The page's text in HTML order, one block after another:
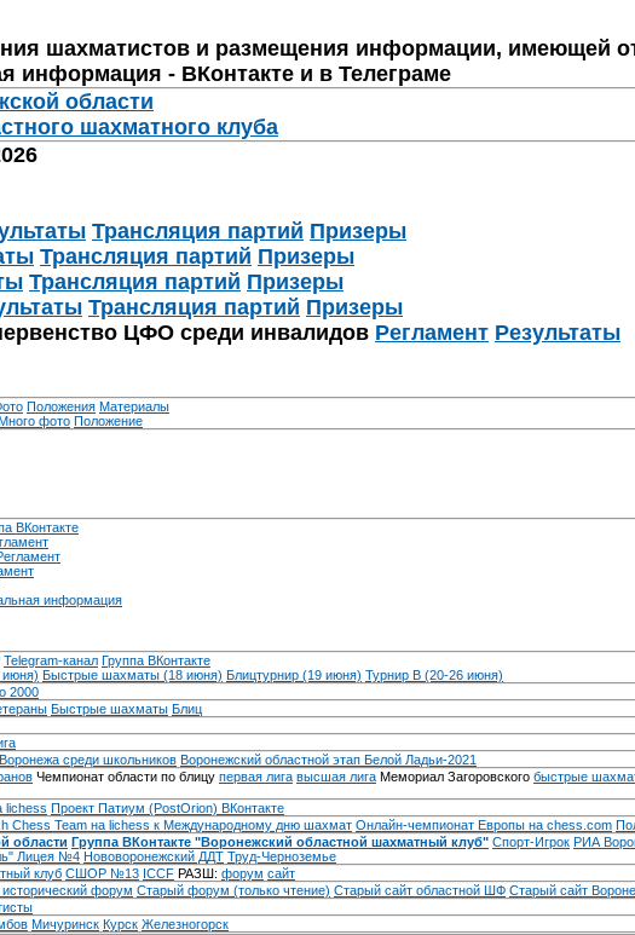
шахматистов и размещения информации, имеющей
информация - ВКонтакте и в Телеграме
области
шахматного клуба
Трансляция партий Призеры
Трансляция партий Призеры
Трансляция партий Призеры
Трансляция партий Призеры
ЦФО среди инвалидов Регламент Результаты
Положения Материалы
фото Положение
ВКонтакте
информация
Telegram-канал Группа ВКонтакте
июня) Быстрые шахматы (18 июня) Блицтурнир (19 июня) Турнир B (20-26 июня)
2000
Быстрые шахматы Блиц
среди школьников Воронежский областной этап Белой Ладьи-2021
Чемпионат области по блицу первая лига высшая лига Мемориал Загоровского быстрые
lichess Проект Патиум (PostOrion) ВКонтакте
Chess Team на lichess к Международному дню шахмат Онлайн-чемпионат Европы на chess.com
области Группа ВКонтакте "Воронежский областной шахматный клуб" Спорт-Игрок РИА
Лицея №4 Нововоронежский ДДТ Труд-Черноземье
клуб СШОР №13 ICCF РАЗШ: форум сайт
форум Cтарый форум (только чтение) Старый сайт областной ШФ Старый сайт
Мичуринск Курск Железногорск